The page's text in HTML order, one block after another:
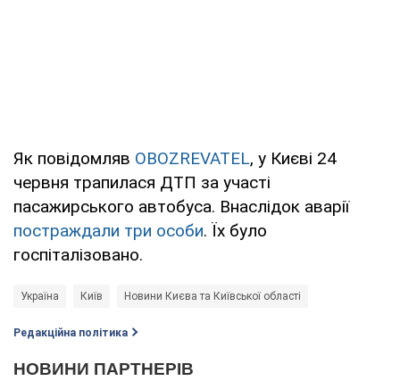
Як повідомляв OBOZREVATEL, у Києві 24
червня трапилася ДТП за участі
пасажирського автобуса. Внаслідок аварії
постраждали три особи. Їх було
госпіталізовано.
Україна Київ Новини Києва та Київської області
Редакційна політика